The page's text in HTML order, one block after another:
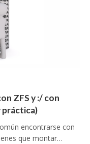
ZFS y :/ con
encontrarse con
que montar…